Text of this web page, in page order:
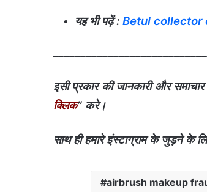
यह भी पढ़ें : Betul collector
इसी प्रकार की जानकारी और
क्लिक” करे।
साथ ही हमारे इंस्टाग्राम के जुड़ने के
airbrush makeup